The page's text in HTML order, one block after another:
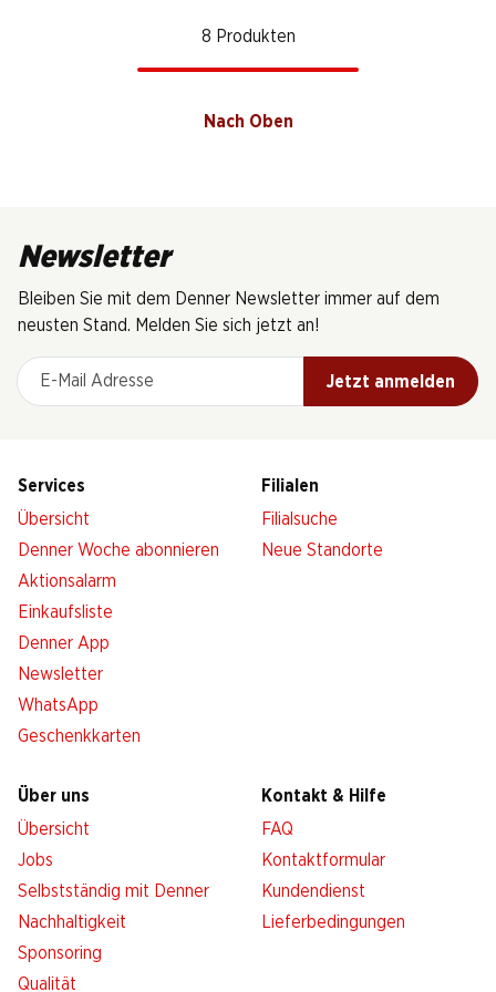
8 Produkten
Nach Oben
Newsletter
Bleiben Sie mit dem Denner Newsletter immer auf dem
neusten Stand. Melden Sie sich jetzt an!
E-Mail Adresse
Jetzt anmelden
Services
Übersicht
Denner Woche abonnieren
Aktionsalarm
Einkaufsliste
Denner App
Newsletter
WhatsApp
Geschenkkarten
Filialen
Filialsuche
Neue Standorte
Über uns
Übersicht
Jobs
Selbstständig mit Denner
Nachhaltigkeit
Sponsoring
Qualität
Kontakt & Hilfe
FAQ
Kontaktformular
Kundendienst
Lieferbedingungen